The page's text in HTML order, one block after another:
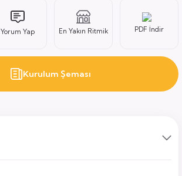
Yorum Yap En Yakın Ritmik PDF İndir
Kurulum Şeması